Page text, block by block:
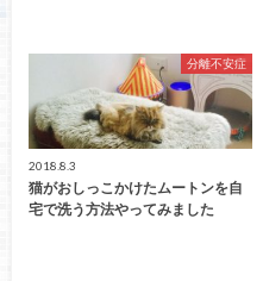
分離不安症
2018.8.3
猫がおしっこかけたムートンを自
宅で洗う方法やってみました